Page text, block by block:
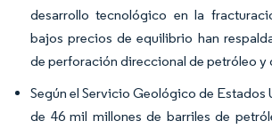
desarrollo tecnológico en la
bajos precios de equilibrio han
de perforación direccional de petróleo y
Según el Servicio Geológico de Estados
de 46 mil millones de barriles de